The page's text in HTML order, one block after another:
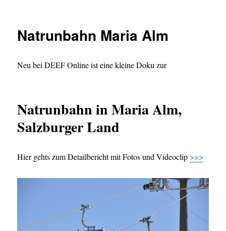
Natrunbahn Maria Alm
Neu bei DEEF Online ist eine kleine Doku zur
Natrunbahn in Maria Alm,
Salzburger Land
Hier gehts zum Detailbericht mit Fotos und Videoclip >>>